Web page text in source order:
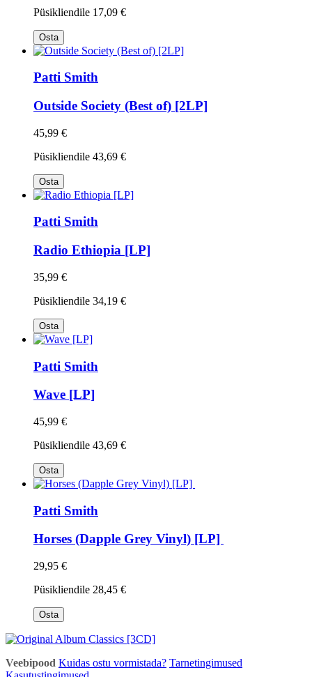
Püsikliendile 17,09 €
Osta
Patti Smith
Outside Society (Best of) [2LP]
45,99 €
Püsikliendile 43,69 €
Osta
Patti Smith
Radio Ethiopia [LP]
35,99 €
Püsikliendile 34,19 €
Osta
Patti Smith
Wave [LP]
45,99 €
Püsikliendile 43,69 €
Osta
Patti Smith
Horses (Dapple Grey Vinyl) [LP]
29,95 €
Püsikliendile 28,45 €
Osta
Veebipood Kuidas ostu vormistada? Tarnetingimused